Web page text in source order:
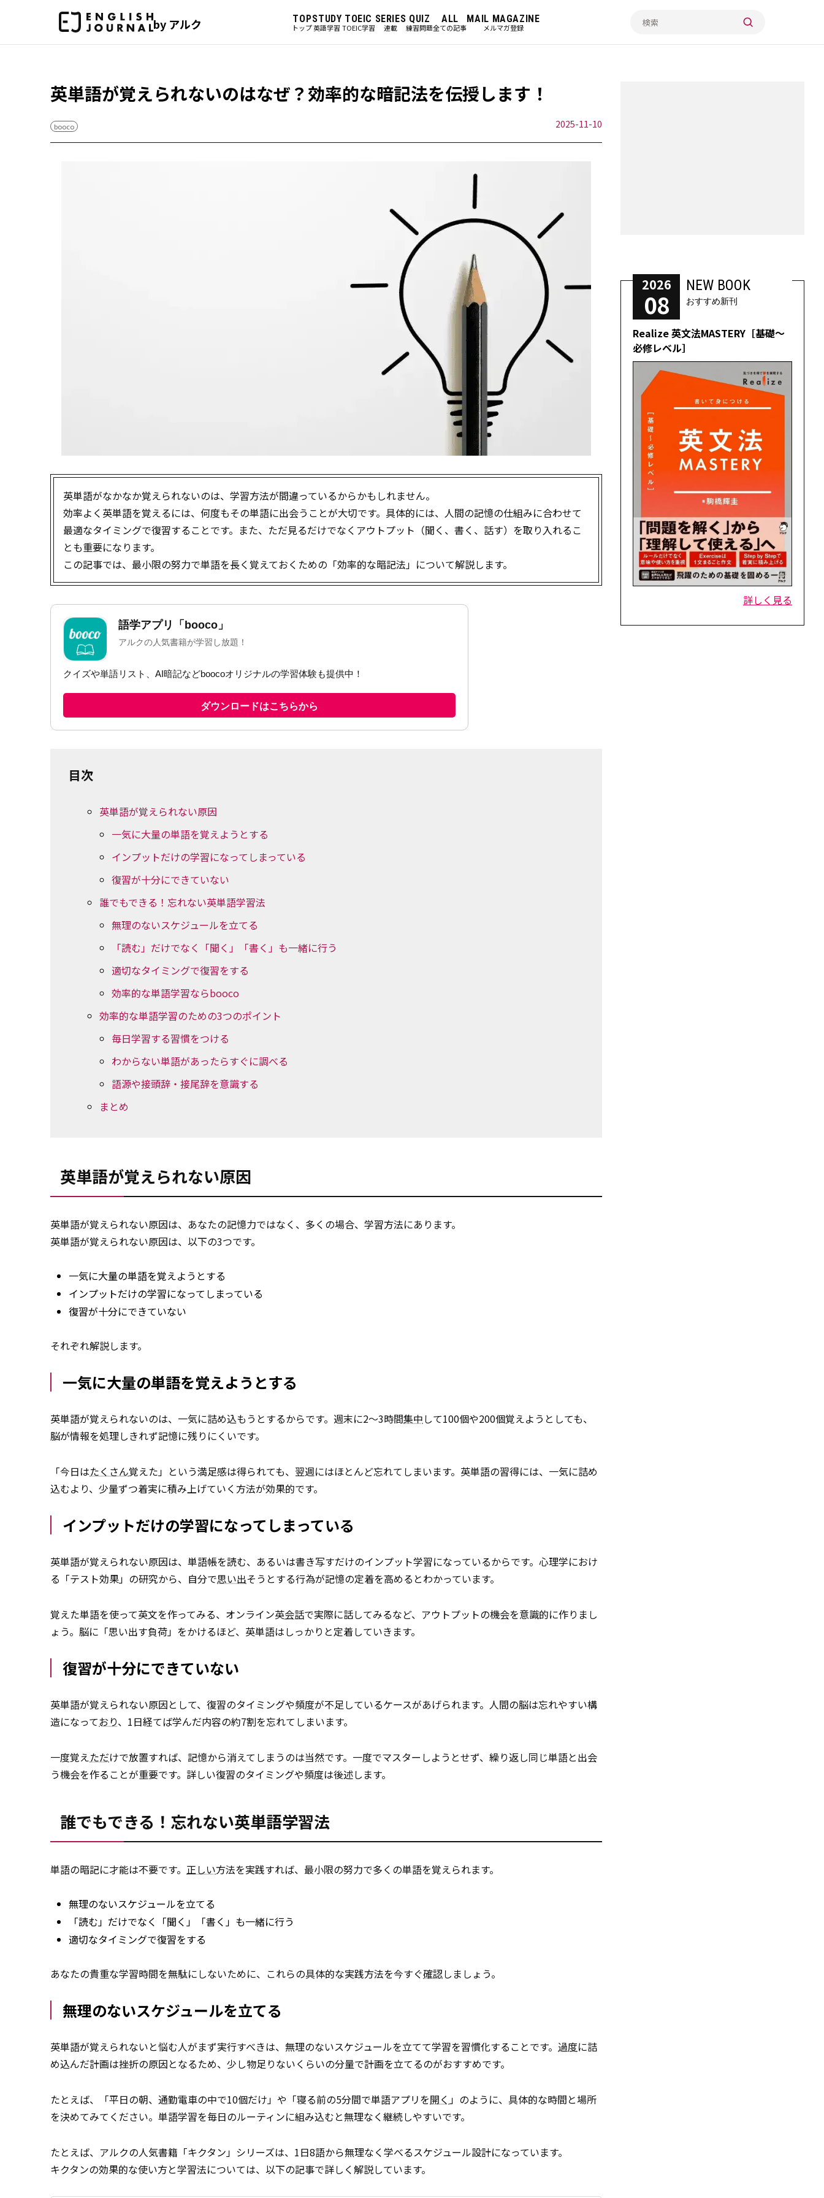
by アルク TOP
トップ
STUDY
英語学習
TOEIC
TOEIC学習
SERIES
連載
QUIZ
練習問題
ALL
全ての記事
MAIL MAGAZINE
メルマガ登録
英単語が覚えられないのはなぜ？効率的な暗記法を伝授します！
booco 2025-11-10
英単語がなかなか覚えられないのは、学習方法が間違っているからかもしれません。
効率よく英単語を覚えるには、何度もその単語に出会うことが大切です。具体的には、人間の記憶の仕組みに合わせて
最適なタイミングで復習することです。また、ただ見るだけでなくアウトプット（聞く、書く、話す）を取り入れるこ
とも重要になります。
この記事では、最小限の努力で単語を長く覚えておくための「効率的な暗記法」について解説します。
目次
英単語が覚えられない原因
一気に大量の単語を覚えようとする
インプットだけの学習になってしまっている
復習が十分にできていない
誰でもできる！忘れない英単語学習法
無理のないスケジュールを立てる
「読む」だけでなく「聞く」「書く」も一緒に行う
適切なタイミングで復習をする
効率的な単語学習ならbooco
効率的な単語学習のための3つのポイント
毎日学習する習慣をつける
わからない単語があったらすぐに調べる
語源や接頭辞・接尾辞を意識する
まとめ
英単語が覚えられない原因
英単語が覚えられない原因は、あなたの記憶力ではなく、多くの場合、学習方法にあります。
英単語が覚えられない原因は、以下の3つです。
一気に大量の単語を覚えようとする
インプットだけの学習になってしまっている
復習が十分にできていない
それぞれ解説します。
一気に大量の単語を覚えようとする
英単語が覚えられないのは、一気に詰め込もうとするからです。週末に2～3時間集中して100個や200個覚えようとしても、
脳が情報を処理しきれず記憶に残りにくいです。
「今日はたくさん覚えた」という満足感は得られても、翌週にはほとんど忘れてしまいます。英単語の習得には、一気に詰め
込むより、少量ずつ着実に積み上げていく方法が効果的です。
インプットだけの学習になってしまっている
英単語が覚えられない原因は、単語帳を読む、あるいは書き写すだけのインプット学習になっているからです。心理学におけ
る「テスト効果」の研究から、自分で思い出そうとする行為が記憶の定着を高めるとわかっています。
覚えた単語を使って英文を作ってみる、オンライン英会話で実際に話してみるなど、アウトプットの機会を意識的に作りまし
ょう。脳に「思い出す負荷」をかけるほど、英単語はしっかりと定着していきます。
復習が十分にできていない
英単語が覚えられない原因として、復習のタイミングや頻度が不足しているケースがあげられます。人間の脳は忘れやすい構
造になっており、1日経てば学んだ内容の約7割を忘れてしまいます。
一度覚えただけで放置すれば、記憶から消えてしまうのは当然です。一度でマスターしようとせず、繰り返し同じ単語と出会
う機会を作ることが重要です。詳しい復習のタイミングや頻度は後述します。
誰でもできる！忘れない英単語学習法
単語の暗記に才能は不要です。 正しい方法を実践すれば、最小限の努力で多くの単語を覚えられます。
無理のないスケジュールを立てる
「読む」だけでなく「聞く」「書く」も一緒に行う
適切なタイミングで復習をする
あなたの貴重な学習時間を無駄にしないために、これらの具体的な実践方法を今すぐ確認しましょう。
無理のないスケジュールを立てる
英単語が覚えられないと悩む人がまず実行すべきは、無理のないスケジュールを立てて学習を習慣化することです。 過度に詰
め込んだ計画は挫折の原因となるため、少し物足りないくらいの分量で計画を立てるのがおすすめです。
たとえば、「平日の朝、通勤電車の中で10個だけ」や「寝る前の5分間で単語アプリを開く 」のように、具体的な時間と場所
を決めてみてください。単語学習を毎日のルーティンに組み込むと無理なく継続しやすいです。
たとえば、アルクの人気書籍「キクタン」シリーズは、1日8語から無理なく学べるスケジュール設計になっています。
キクタンの効果的な使い方と学習法については、以下の記事で詳しく解説しています。
2026
08
NEW BOOK
おすすめ新刊
Realize 英文法MASTERY［基礎～
必修レベル］
詳しく見る